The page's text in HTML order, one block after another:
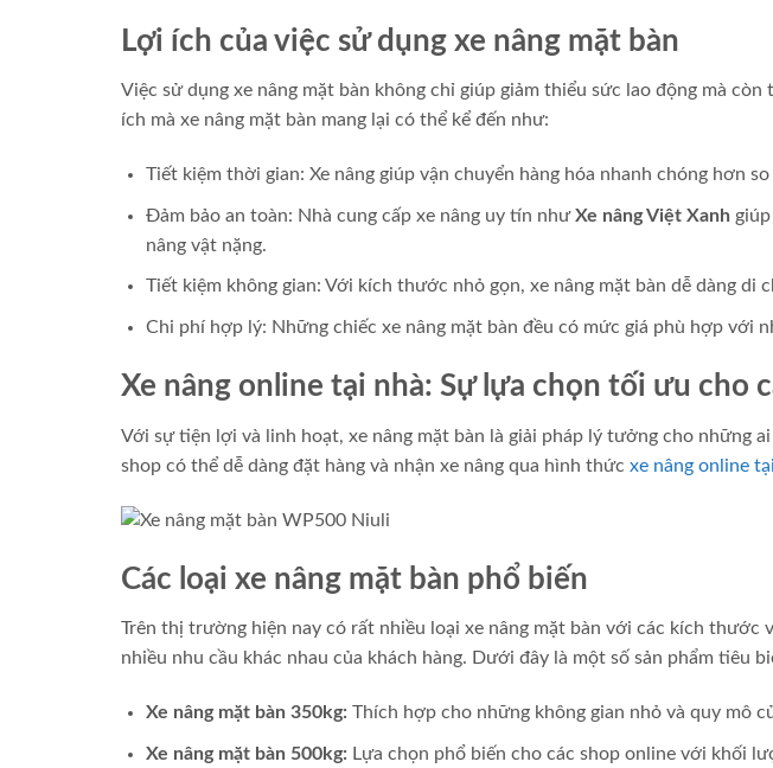
Lợi ích của việc sử dụng xe nâng mặt bàn
Việc sử dụng xe nâng mặt bàn không chỉ giúp giảm thiểu sức lao động mà
ích mà xe nâng mặt bàn mang lại có thể kể đến như:
Tiết kiệm thời gian: Xe nâng giúp vận chuyển hàng hóa nhanh chóng hơn
Đảm bảo an toàn: Nhà cung cấp xe nâng uy tín nhưXe nâng Việt Xanh
nâng vật nặng.
Tiết kiệm không gian: Với kích thước nhỏ gọn, xe nâng mặt bàn dễ dàng di
Chi phí hợp lý: Những chiếc xe nâng mặt bàn đều có mức giá phù hợp với
Xe nâng online tại nhà: Sự lựa chọn tối ưu cho
Với sự tiện lợi và linh hoạt, xe nâng mặt bàn là giải pháp lý tưởng cho những
shop có thể dễ dàng đặt hàng và nhận xe nâng qua hình thức xe nâng online
Các loại xe nâng mặt bàn phổ biến
Trên thị trường hiện nay có rất nhiều loại xe nâng mặt bàn với các kích thước
nhiều nhu cầu khác nhau của khách hàng. Dưới đây là một số sản phẩm tiêu
Xe nâng mặt bàn 350kg: Thích hợp cho những không gian nhỏ và quy mô
Xe nâng mặt bàn 500kg: Lựa chọn phổ biến cho các shop online với khối